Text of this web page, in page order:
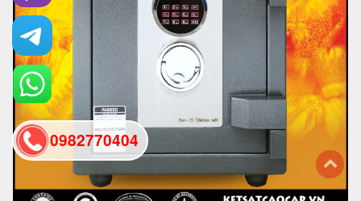
0982770404
back